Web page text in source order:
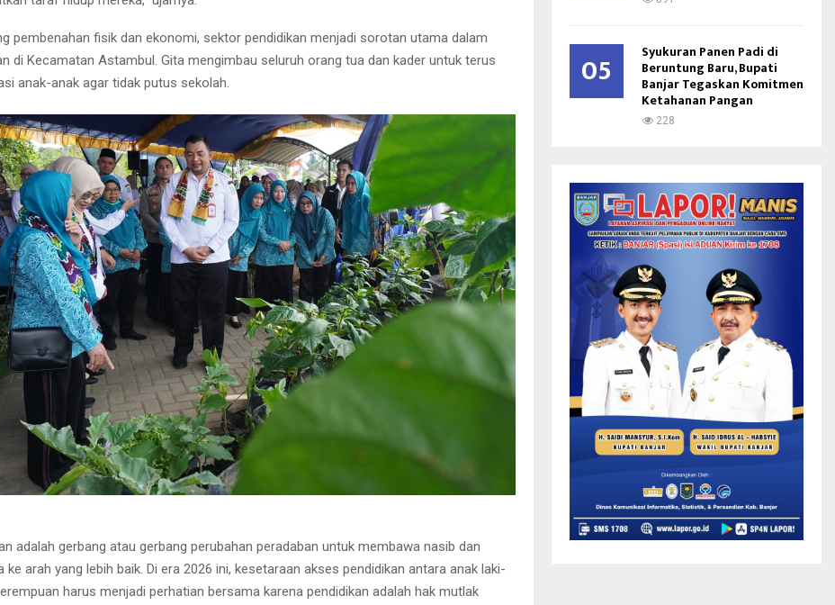
pembenahan fisik dan ekonomi, sektor pendidikan menjadi sorotan utama dalam
di Kecamatan Astambul. Gita mengimbau seluruh orang tua dan kader untuk terus
anak-anak agar tidak putus sekolah.
adalah gerbang atau gerbang perubahan peradaban untuk membawa nasib dan
ke arah yang lebih baik. Di era 2026 ini, kesetaraan akses pendidikan antara anak laki-
harus menjadi perhatian bersama karena pendidikan adalah hak mutlak
05 Syukuran Panen Padi di
Beruntung Baru, Bupati
Banjar Tegaskan Komitmen
Ketahanan Pangan
228